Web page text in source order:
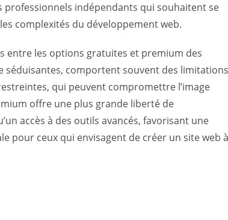
indépendants qui souhaitent se
complexités du développement web.
entre les options gratuites et premium des
séduisantes, comportent souvent des
qui peuvent compromettre l’image
offre une plus grande liberté de
accès à des outils avancés, favorisant une
pour ceux qui envisagent de créer un site web à